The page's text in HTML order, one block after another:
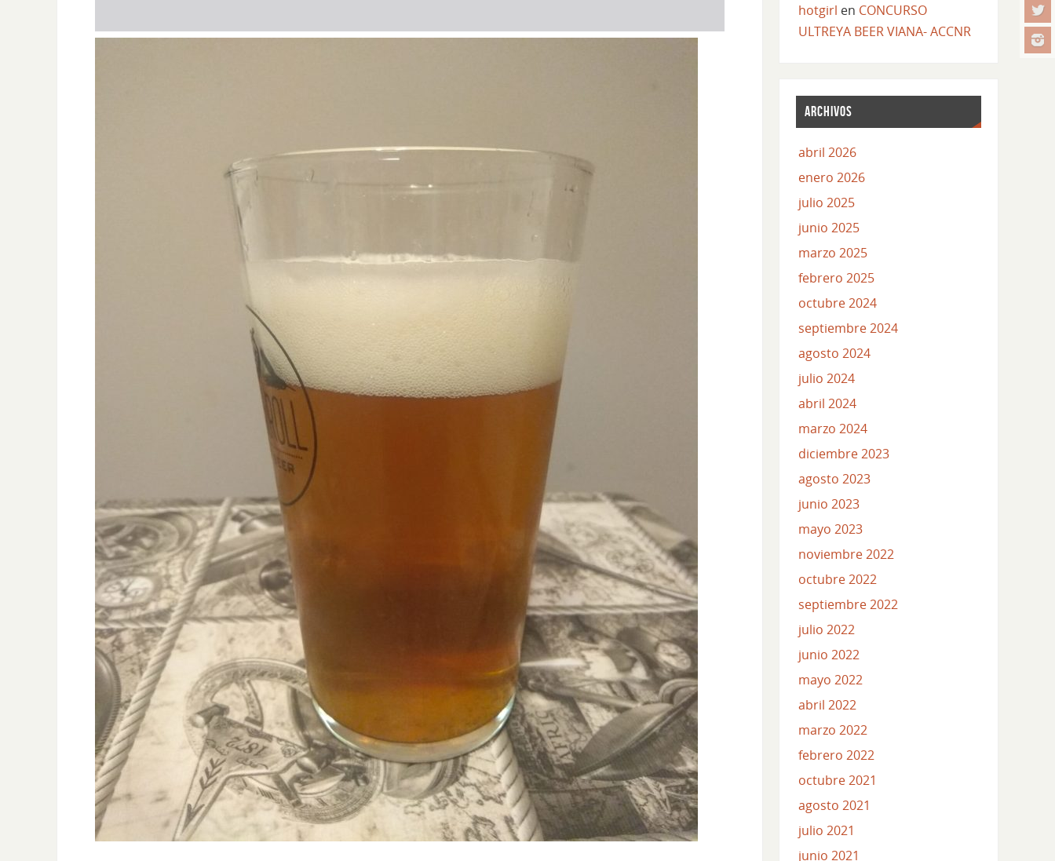
hotgirl en CONCURSO
ULTREYA BEER VIANA- ACCNR
ARCHIVOS
abril 2026
enero 2026
julio 2025
junio 2025
marzo 2025
febrero 2025
octubre 2024
septiembre 2024
agosto 2024
julio 2024
abril 2024
marzo 2024
diciembre 2023
agosto 2023
junio 2023
mayo 2023
noviembre 2022
octubre 2022
septiembre 2022
julio 2022
junio 2022
mayo 2022
abril 2022
marzo 2022
febrero 2022
octubre 2021
agosto 2021
julio 2021
junio 2021